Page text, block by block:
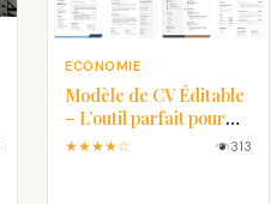
ECONOMIE
Modèle de CV Éditable
– L’outil parfait pour
créer un CV
★★★★☆ 313